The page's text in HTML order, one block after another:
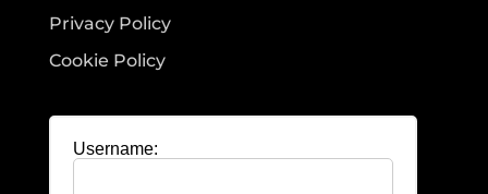
Privacy Policy
Cookie Policy
Username: